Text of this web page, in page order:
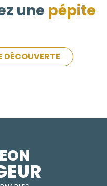
une pépite
DÉCOUVERTE